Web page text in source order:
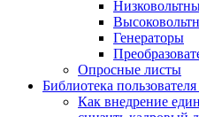
Генераторы
Опросные листы
Библиотека пользователя
Как внедрение